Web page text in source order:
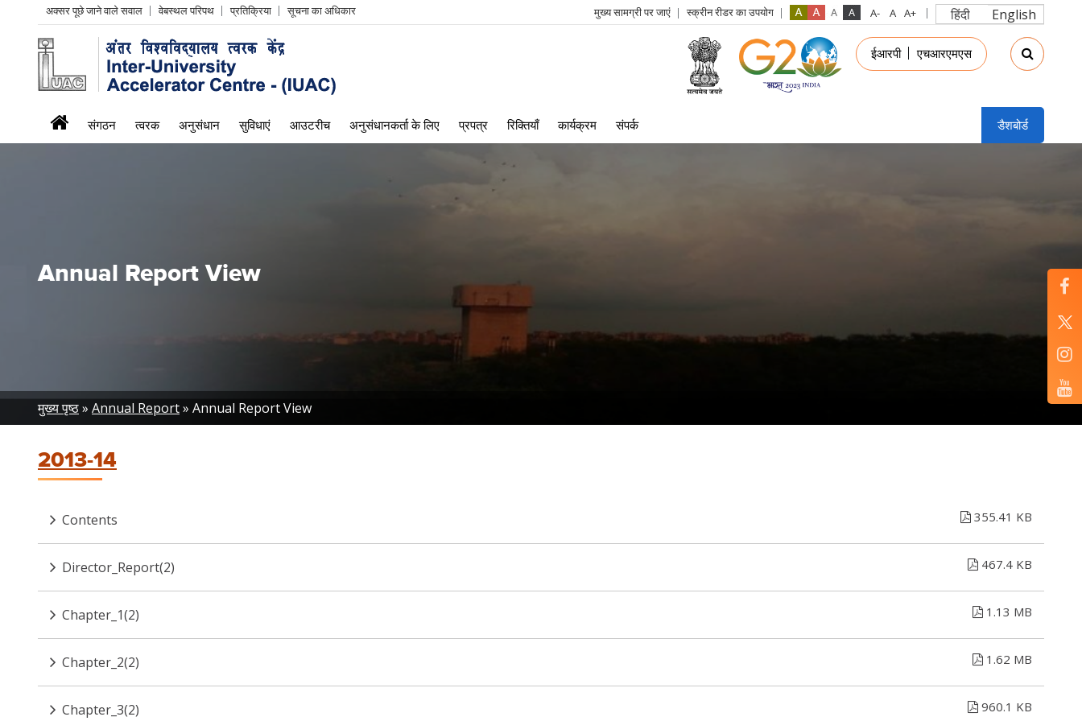
Header
Left
menu
अक्सर पूछे जाने वाले सवाल वेबस्थल परिपथ प्रतिक्रिया सूचना का अधिकार मुख्य सामग्री पर जाएं स्क्रीन रीडर का उपयोग हिंदी English
login
menu
ईआरपी एचआरएमएस
iuac
menu
संगठन त्वरक अनुसंधान सुविधाएं आउटरीच अनुसंधानकर्ता के लिए प्रपत्र रिक्तियाँ कार्यक्रम संपर्क डैशबोर्ड
Annual Report View
Breadcrumb
मुख्य पृष्ठ Annual Report Annual Report View
2013-14
Contents 355.41 KB
Director_Report(2) 467.4 KB
Chapter_1(2) 1.13 MB
Chapter_2(2) 1.62 MB
Chapter_3(2) 960.1 KB